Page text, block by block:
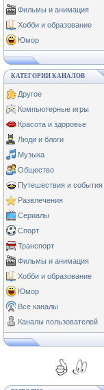
Фильмы и анимация
Хобби и образование
Юмор
КАТЕГОРИИ КАНАЛОВ
Другое
Компьютерные игры
Красота и здоровье
Люди и блоги
Музыка
Общество
Путешествия и события
Развлечения
Сериалы
Спорт
Транспорт
Фильмы и анимация
Хобби и образование
Юмор
Все каналы
Каналы пользователей